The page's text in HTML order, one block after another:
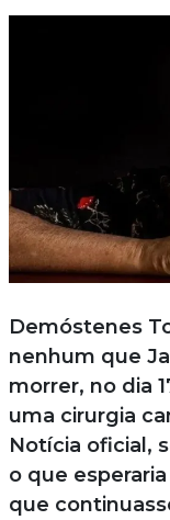
Demóstenes
nenhum que
morrer, no dia
uma cirurgia
Notícia oficial,
o que
que